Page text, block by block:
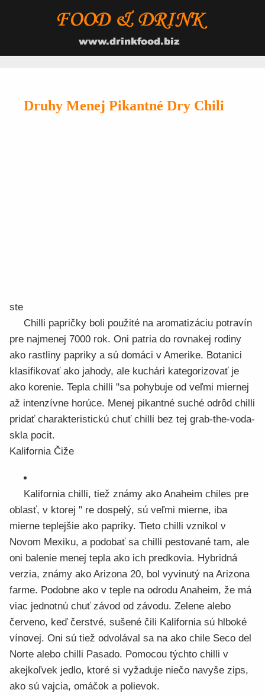
Druhy Menej Pikantné Dry Chili
ste
Chilli papričky boli použité na aromatizáciu potravín
pre najmenej 7000 rok. Oni patria do rovnakej rodiny
ako rastliny papriky a sú domáci v Amerike. Botanici
klasifikovať ako jahody, ale kuchári kategorizovať je
ako korenie. Tepla chilli "sa pohybuje od veľmi miernej
až intenzívne horúce. Menej pikantné suché odrôd chilli
pridať charakteristickú chuť chilli bez tej grab-the-voda-
skla pocit.
Kalifornia Čiže
Kalifornia chilli, tiež známy ako Anaheim chiles pre
oblasť, v ktorej " re dospelý, sú veľmi mierne, iba
mierne teplejšie ako papriky. Tieto chilli vznikol v
Novom Mexiku, a podobať sa chilli pestované tam, ale
oni balenie menej tepla ako ich predkovia. Hybridná
verzia, známy ako Arizona 20, bol vyvinutý na Arizona
farme. Podobne ako v teple na odrodu Anaheim, že má
viac jednotnú chuť závod od závodu. Zelene alebo
červeno, keď čerstvé, sušené čili Kalifornia sú hlboké
vínovej. Oni sú tiež odvolával sa na ako chile Seco del
Norte alebo chilli Pasado. Pomocou týchto chilli v
akejkoľvek jedlo, ktoré si vyžaduje niečo navyše zips,
ako sú vajcia, omáčok a polievok.